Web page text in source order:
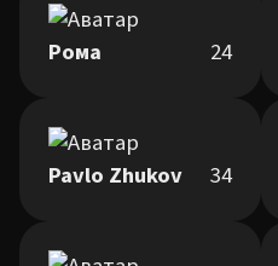
Рома 24
Pavlo Zhukov 34